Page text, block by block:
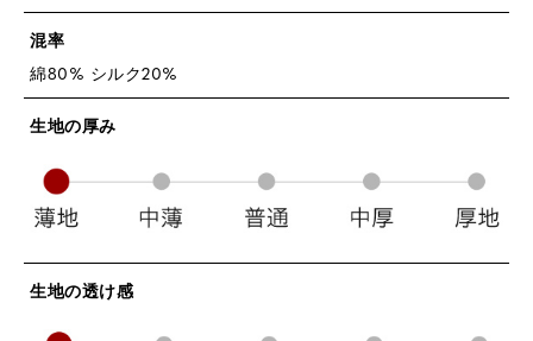
混率
綿80% シルク20%
生地の厚み
生地の透け感